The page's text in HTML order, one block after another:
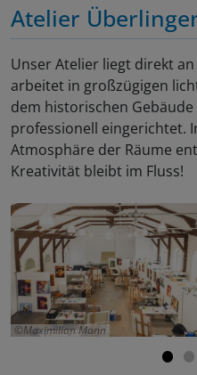
Atelier
Unser Atelier liegt direkt
arbeitet in großzügigen
dem historischen
professionell eingerichtet.
Atmosphäre der Räume
Kreativität bleibt im Fluss!
Maximilian Mann